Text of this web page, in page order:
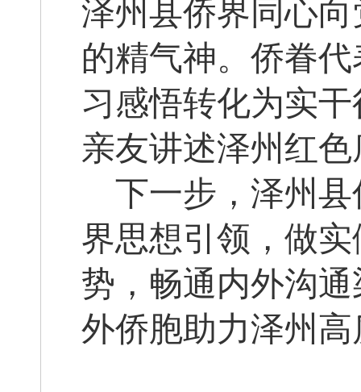
泽州县侨界同心
的精气神。侨眷
习感悟转化为实
亲友讲述泽州红
下一步，泽州
界思想引领，做
势，畅通内外沟
外侨胞助力泽州